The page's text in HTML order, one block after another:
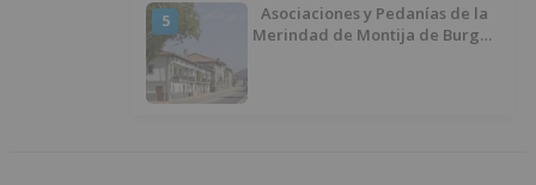
5
Asociaciones y Pedanías de la
Merindad de Montija de Burgos